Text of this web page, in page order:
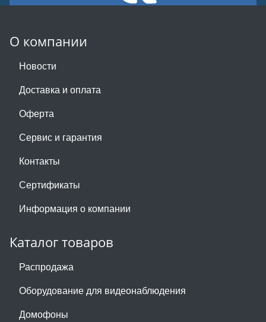
О компании
Новости
Доставка и оплата
Оферта
Сервис и гарантия
Контакты
Сертификаты
Информация о компании
Каталог товаров
Распродажа
Оборудование для видеонаблюдения
Домофоны